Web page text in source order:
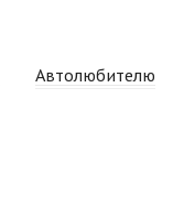
Автолюбителю